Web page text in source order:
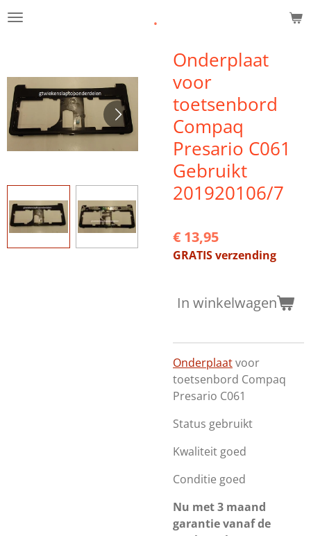
Ga
hoofdinhoud
.
Onderplaat
voor
toetsenbord
Compaq
Presario C061
Gebruikt
201920106/7
€ 13,95
GRATIS verzending
In winkelwagen
Onderplaatvoor
toetsenbord Compaq
Presario C061
Status gebruikt
Kwaliteit goed
Conditie goed
Nu met 3 maand
garantie vanaf de